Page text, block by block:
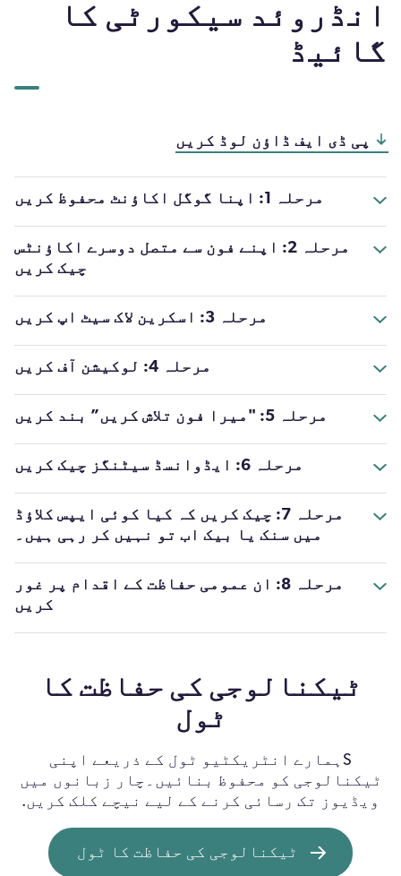
انڈروئد سیکورٹی کا
گائیڈ
پی ڈی ایف ڈاؤن لوڈ کریں
مرحلہ 1: اپنا گوگل اکاؤنٹ محفوظ کریں
مرحلہ 2: اپنے فون سے متصل دوسرے اکاؤنٹس
چیک کریں
مرحلہ 3: اسکرین لاک سیٹ اپ کریں
مرحلہ 4: لوکیشن آف کریں
مرحلہ 5: "میرا فون تلاش کریں” بند کریں
مرحلہ 6: ایڈوانسڈ سیٹنگز چیک کريں
مرحلہ 7: چیک کریں کہ کیا کوئی ایپس کلاؤڈ
میں سنک یا بیک اب تو نہيں کر رہی ہيں۔
مرحلہ 8: ان عمومی حفاظت کے اقدام پر غور
کریں
ٹیکنالوجی کی حفاظت کا
ٹول
S ہمارے انٹریکٹیو ٹول کے ذریعے اپنی
ٹیکنالوجی کو محفوظ بنائيں۔چار زبانوں میں
ویڈیوز تک رسائی کرنے کے لیے نیچے کلک کریں.
ٹیکنالوجی کی حفاظت کا ٹول